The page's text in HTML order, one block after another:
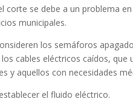
se debe a un problema
municipales.
los semáforos
cables eléctricos caídos,
y aquellos con necesidades
el fluido eléctrico.